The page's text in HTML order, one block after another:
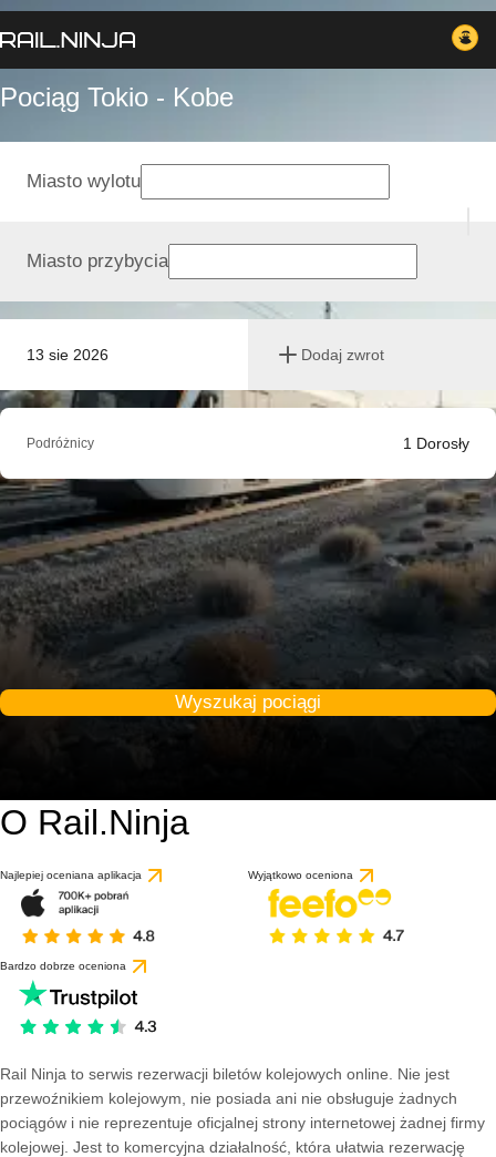
Pociąg Tokio - Kobe
13 sie 2026 Dodaj zwrot
Miasto wylotu
Miasto przybycia
Podróżnicy 1 Dorosły
Wyszukaj pociągi
O Rail.Ninja
Najlepiej oceniana aplikacja Wyjątkowo oceniona
Bardzo dobrze oceniona
Rail Ninja to serwis rezerwacji biletów kolejowych online. Nie jest
przewoźnikiem kolejowym, nie posiada ani nie obsługuje żadnych
pociągów i nie reprezentuje oficjalnej strony internetowej żadnej firmy
kolejowej. Jest to komercyjna działalność, która ułatwia rezerwację